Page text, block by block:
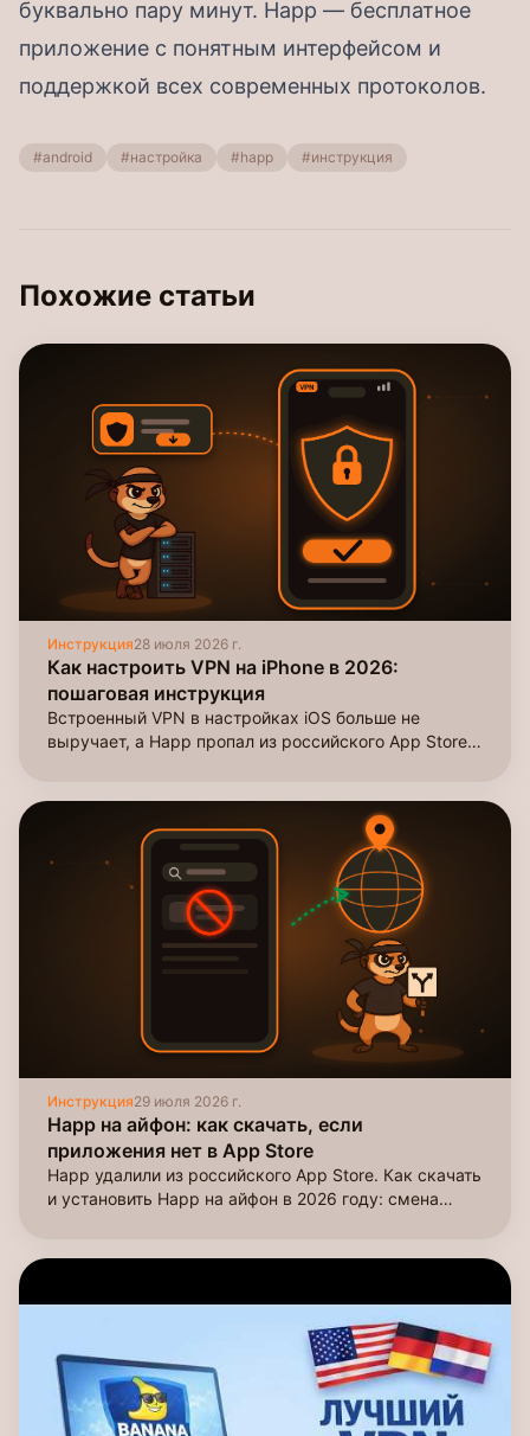
буквально пару минут. Happ — бесплатное
приложение с понятным интерфейсом и
поддержкой всех современных протоколов.
#android #настройка #happ #инструкция
Похожие статьи
Инструкция28 июля 2026 г.
Как настроить VPN на iPhone в 2026:
пошаговая инструкция
Встроенный VPN в настройках iOS больше не
выручает, а Happ пропал из российского App Store.
Инструкция29 июля 2026 г.
Happ на айфон: как скачать, если
приложения нет в App Store
Happ удалили из российского App Store. Как скачать
и установить Happ на айфон в 2026 году: смена